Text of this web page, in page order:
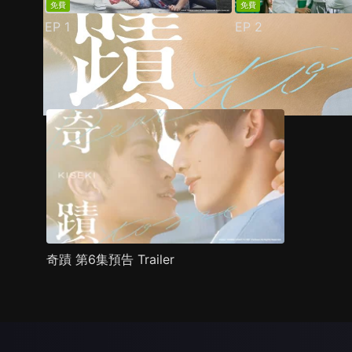
免費
EP 1
免費
EP 2
預告 劇照 推薦影片 劇情介紹
奇蹟 第6集預告 Trailer